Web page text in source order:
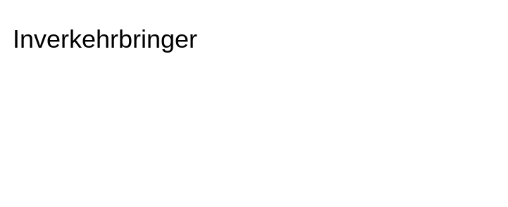
Inverkehrbringer